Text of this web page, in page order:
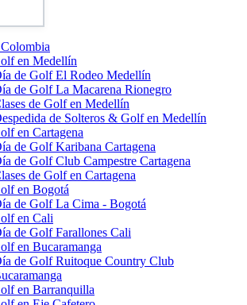
en Medellín
de Golf El Rodeo Medellín
de Golf La Macarena Rionegro
de Golf en Medellín
de Solteros & Golf en Medellín
en Cartagena
de Golf Karibana Cartagena
de Golf Club Campestre Cartagena
de Golf en Cartagena
en Bogotá
de Golf La Cima - Bogotá
en Cali
de Golf Farallones Cali
en Bucaramanga
de Golf Ruitoque Country Club
en Barranquilla